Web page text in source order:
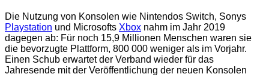
Die Nutzung von Konsolen wie Nintendos Switch, Sonys
Playstation und Microsofts Xbox nahm im Jahr 2019
dagegen ab: Für noch 15,9 Millionen Menschen waren sie
die bevorzugte Plattform, 800 000 weniger als im Vorjahr.
Einen Schub erwartet der Verband wieder für das
Jahresende mit der Veröffentlichung der neuen Konsolen